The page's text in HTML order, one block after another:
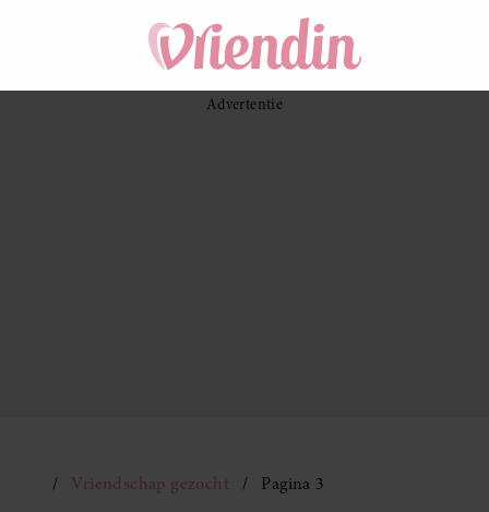
Vriendschap gezocht Pagina 3